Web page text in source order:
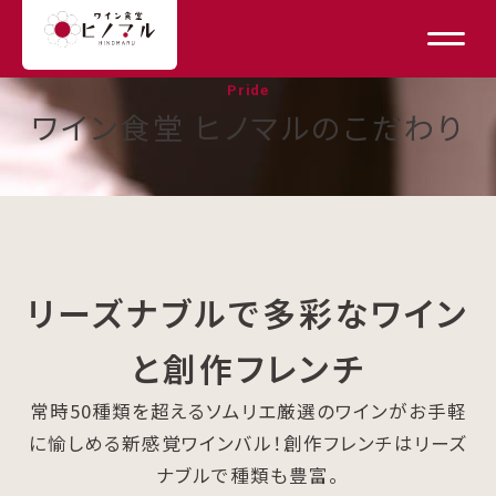
Pride
ワイン食堂 ヒノマルのこだわり
リーズナブルで多彩なワイン
と創作フレンチ
常時50種類を超えるソムリエ厳選のワインがお手軽
に愉しめる新感覚ワインバル！創作フレンチはリーズ
ナブルで種類も豊富。